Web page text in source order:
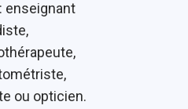
enseignant
ou opticien.